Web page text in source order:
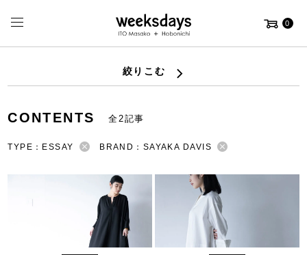
0
絞りこむ
CONTENTS 全2記事
TYPE：ESSAY BRAND：SAYAKA DAVIS